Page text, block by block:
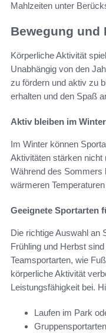
Mahlzeiten unter
Bewegung und
Körperliche Aktivität
Unabhängig von den
zu fördern und aktiv zu
erhalten und den Spaß
Aktiv bleiben im
Im Winter können
Aktivitäten stärken nicht
Während des Sommers
wärmeren
Geeignete Sportarten
Die richtige Auswahl an
Frühling und Herbst
Teamsportarten, wie
körperliche Aktivität
Leistungsfähigkeit bei.
Laufen im Park